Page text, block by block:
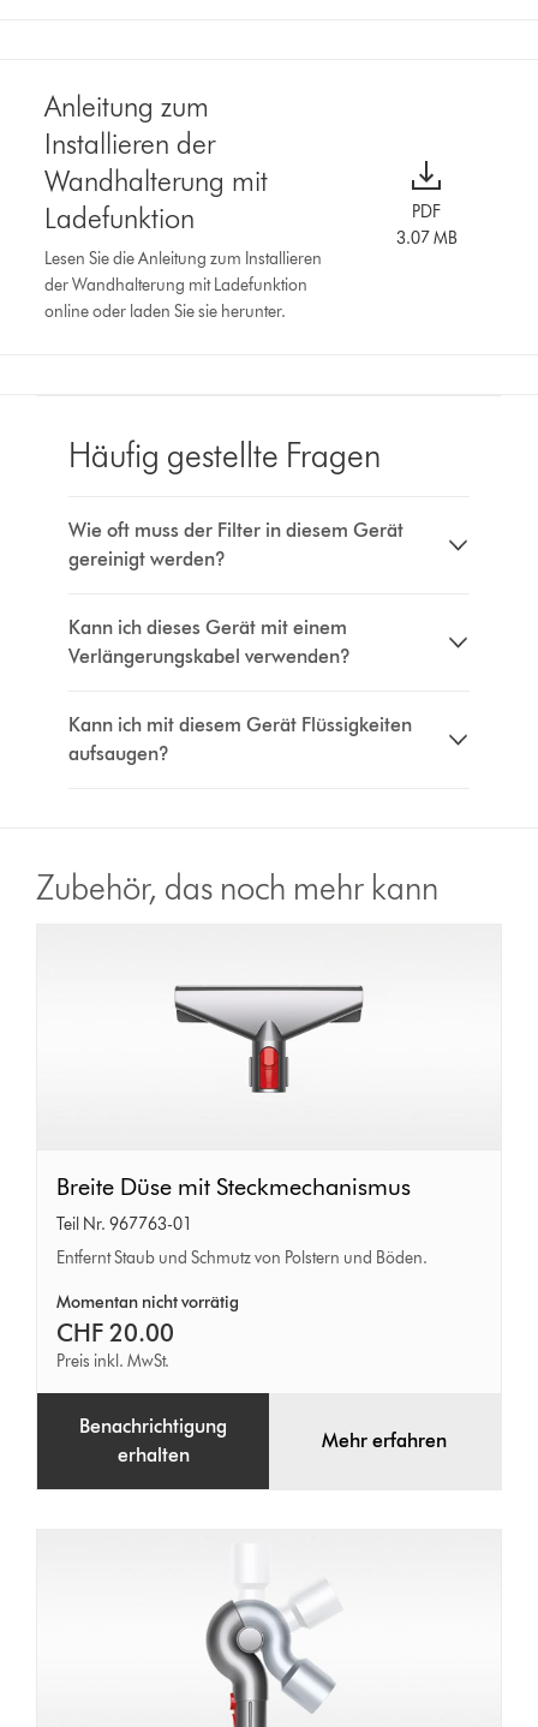
Anleitung zum
Installieren der
Wandhalterung mit
Ladefunktion
Lesen Sie die Anleitung zum Installieren
der Wandhalterung mit Ladefunktion
online oder laden Sie sie herunter.
PDF
3.07 MB
Häufig gestellte Fragen
Wie oft muss der Filter in diesem Gerät
gereinigt werden?
Kann ich dieses Gerät mit einem
Verlängerungskabel verwenden?
Kann ich mit diesem Gerät Flüssigkeiten
aufsaugen?
Zubehör, das noch mehr kann
Breite
Düse
mit
Steckmechanismus
Breite Düse mit Steckmechanismus
Teil Nr. 967763-01
Entfernt Staub und Schmutz von Polstern und Böden.
Momentan nicht vorrätig
CHF 20.00
Preis inkl. MwSt.
Benachrichtigung
erhalten
Mehr erfahren